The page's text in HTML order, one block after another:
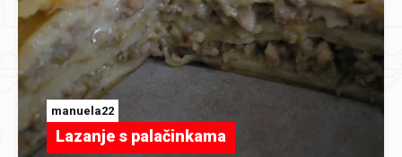
manuela22
Lazanje s palačinkama